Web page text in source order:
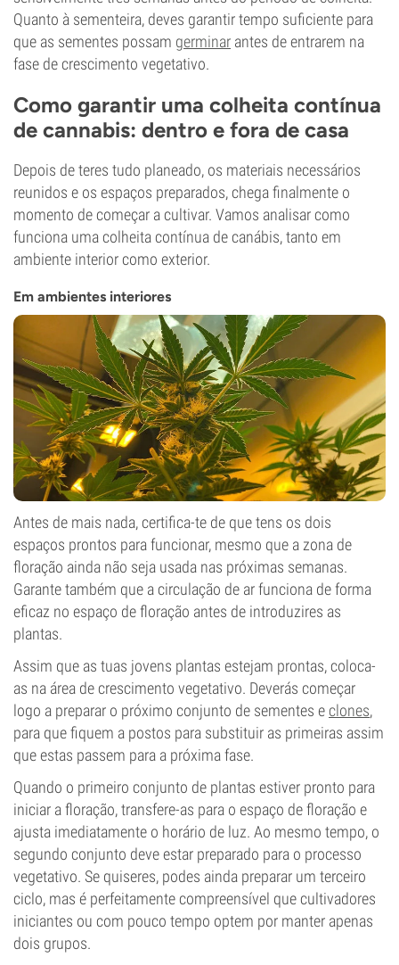
Quanto à sementeira, deves garantir tempo suficiente para
que as sementes possam germinar antes de entrarem na
fase de crescimento vegetativo.
Como garantir uma colheita contínua
de cannabis: dentro e fora de casa
Depois de teres tudo planeado, os materiais necessários
reunidos e os espaços preparados, chega finalmente o
momento de começar a cultivar. Vamos analisar como
funciona uma colheita contínua de canábis, tanto em
ambiente interior como exterior.
Em ambientes interiores
Antes de mais nada, certifica-te de que tens os dois
espaços prontos para funcionar, mesmo que a zona de
floração ainda não seja usada nas próximas semanas.
Garante também que a circulação de ar funciona de forma
eficaz no espaço de floração antes de introduzires as
plantas.
Assim que as tuas jovens plantas estejam prontas, coloca-
as na área de crescimento vegetativo. Deverás começar
logo a preparar o próximo conjunto de sementes eclones,
para que fiquem a postos para substituir as primeiras assim
que estas passem para a próxima fase.
Quando o primeiro conjunto de plantas estiver pronto para
iniciar a floração, transfere-as para o espaço de floração e
ajusta imediatamente o horário de luz. Ao mesmo tempo, o
segundo conjunto deve estar preparado para o processo
vegetativo. Se quiseres, podes ainda preparar um terceiro
ciclo, mas é perfeitamente compreensível que cultivadores
iniciantes ou com pouco tempo optem por manter apenas
dois grupos.